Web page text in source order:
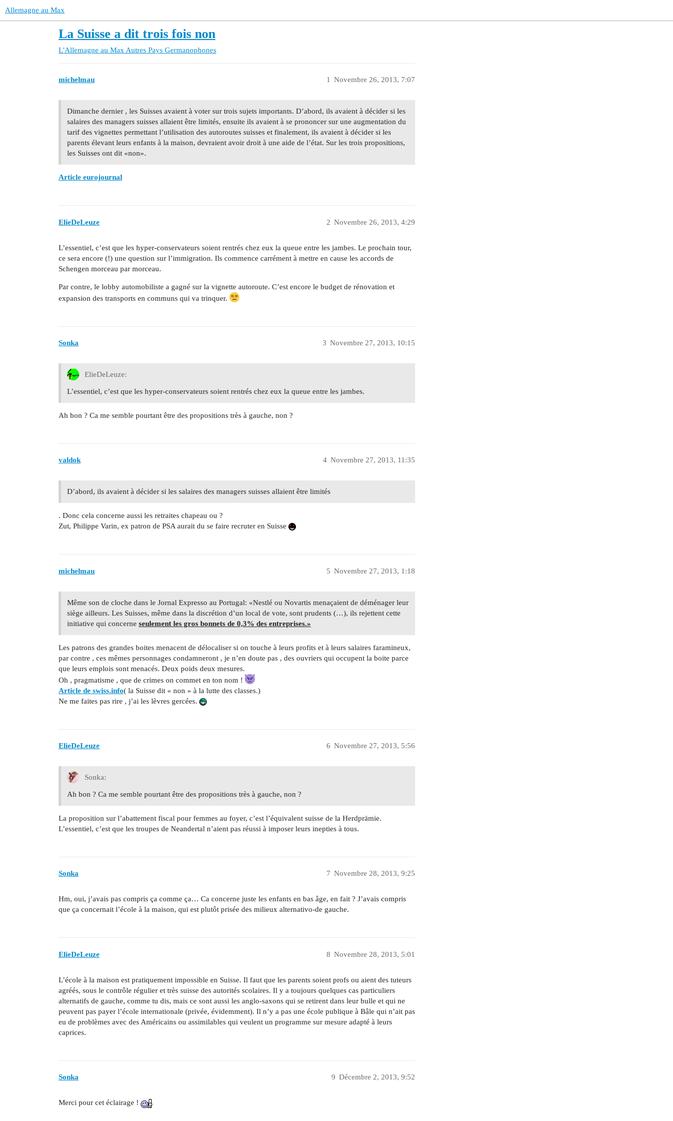
Allemagne au Max
La Suisse a dit trois fois non
L'Allemagne au Max Autres Pays Germanophones
michelmau Novembre 26, 2013, 7:07
1
Dimanche dernier , les Suisses avaient à voter sur trois sujets importants. D’abord, ils avaient à décider si les
salaires des managers suisses allaient être limités, ensuite ils avaient à se prononcer sur une augmentation du
tarif des vignettes permettant l’utilisation des autoroutes suisses et finalement, ils avaient à décider si les
parents élevant leurs enfants à la maison, devraient avoir droit à une aide de l’état. Sur les trois propositions,
les Suisses ont dit «non».
Article eurojournal
ElieDeLeuze Novembre 26, 2013, 4:29
2
L’essentiel, c’est que les hyper-conservateurs soient rentrés chez eux la queue entre les jambes. Le prochain tour,
ce sera encore (!) une question sur l’immigration. Ils commence carrément à mettre en cause les accords de
Schengen morceau par morceau.
Par contre, le lobby automobiliste a gagné sur la vignette autoroute. C’est encore le budget de rénovation et
expansion des transports en communs qui va trinquer.
Sonka Novembre 27, 2013, 10:15
3
ElieDeLeuze:
L’essentiel, c’est que les hyper-conservateurs soient rentrés chez eux la queue entre les jambes.
Ah bon ? Ca me semble pourtant être des propositions très à gauche, non ?
valdok Novembre 27, 2013, 11:35
4
D’abord, ils avaient à décider si les salaires des managers suisses allaient être limités
. Donc cela concerne aussi les retraites chapeau ou ?
Zut, Philippe Varin, ex patron de PSA aurait du se faire recruter en Suisse
michelmau Novembre 27, 2013, 1:18
5
Même son de cloche dans le Jornal Expresso au Portugal: «Nestlé ou Novartis menaçaient de déménager leur
siège ailleurs. Les Suisses, même dans la discrétion d’un local de vote, sont prudents (…), ils rejettent cette
initiative qui concerne seulement les gros bonnets de 0,3% des entreprises.»
Les patrons des grandes boites menacent de délocaliser si on touche à leurs profits et à leurs salaires faramineux,
par contre , ces mêmes personnages condamneront , je n’en doute pas , des ouvriers qui occupent la boite parce
que leurs emplois sont menacés. Deux poids deux mesures.
Oh , pragmatisme , que de crimes on commet en ton nom !
Article de swiss.info( la Suisse dit « non » à la lutte des classes.)
Ne me faites pas rire , j’ai les lèvres gercées.
ElieDeLeuze Novembre 27, 2013, 5:56
6
Sonka:
Ah bon ? Ca me semble pourtant être des propositions très à gauche, non ?
La proposition sur l’abattement fiscal pour femmes au foyer, c’est l’équivalent suisse de la Herdprämie.
L’essentiel, c’est que les troupes de Neandertal n’aient pas réussi à imposer leurs inepties à tous.
Sonka Novembre 28, 2013, 9:25
7
Hm, oui, j’avais pas compris ça comme ça… Ca concerne juste les enfants en bas âge, en fait ? J’avais compris
que ça concernait l’école à la maison, qui est plutôt prisée des milieux alternativo-de gauche.
ElieDeLeuze Novembre 28, 2013, 5:01
8
L’école à la maison est pratiquement impossible en Suisse. Il faut que les parents soient profs ou aient des tuteurs
agréés, sous le contrôle régulier et très suisse des autorités scolaires. Il y a toujours quelques cas particuliers
alternatifs de gauche, comme tu dis, mais ce sont aussi les anglo-saxons qui se retirent dans leur bulle et qui ne
peuvent pas payer l’école internationale (privée, évidemment). Il n’y a pas une école publique à Bâle qui n’ait pas
eu de problèmes avec des Américains ou assimilables qui veulent un programme sur mesure adapté à leurs
caprices.
Sonka Décembre 2, 2013, 9:52
9
Merci pour cet éclairage !